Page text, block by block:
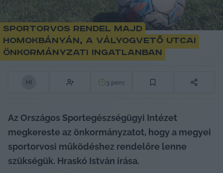
Sportorvos rendel majd
Homokbányán, a Vályogvető utcai
önkormányzati ingatlanban
H 3 perc
Az Országos Sportegészségügyi Intézet
megkereste az önkormányzatot, hogy a megyei
sportorvosi működéshez rendelőre lenne
szükségük. Hraskó István írása.